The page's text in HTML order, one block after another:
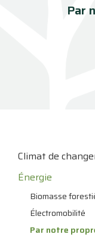
Par
Climat de
Énergie
Biomasse
Électromobilité
Par notre